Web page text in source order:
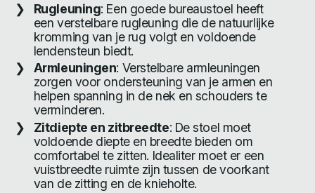
Rugleuning: Een goede bureaustoel heeft
een verstelbare rugleuning die de natuurlijke
kromming van je rug volgt en voldoende
lendensteun biedt.
Armleuningen: Verstelbare armleuningen
zorgen voor ondersteuning van je armen en
helpen spanning in de nek en schouders te
verminderen.
Zitdiepte en zitbreedte: De stoel moet
voldoende diepte en breedte bieden om
comfortabel te zitten. Idealiter moet er een
vuistbreedte ruimte zijn tussen de voorkant
van de zitting en de knieholte.